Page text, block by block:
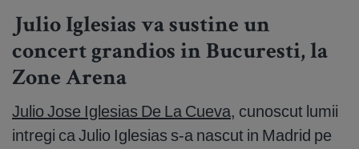
Julio Iglesias va sustine un
concert grandios in Bucuresti, la
Zone Arena
Julio Jose Iglesias De La Cueva, cunoscut lumii
intregi ca Julio Iglesias s-a nascut in Madrid pe